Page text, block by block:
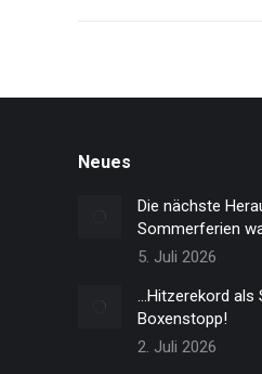
Neues
Die nächste
Sommerferien
5. Juli 2026
…Hitzerekord als
Boxenstopp!
2. Juli 2026